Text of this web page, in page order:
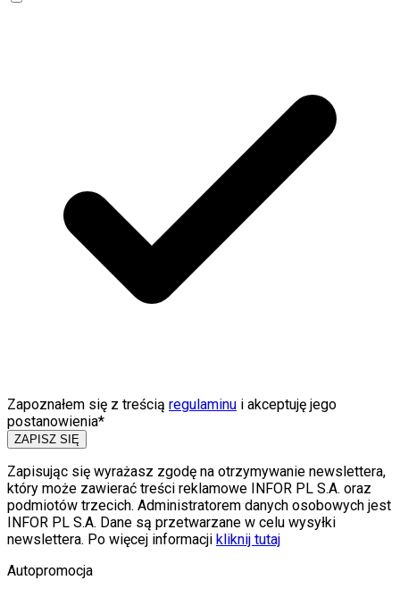
Zapoznałem się z treścią regulaminu i akceptuję jego
postanowienia*
ZAPISZ SIĘ
Zapisując się wyrażasz zgodę na otrzymywanie newslettera,
który może zawierać treści reklamowe INFOR PL S.A. oraz
podmiotów trzecich. Administratorem danych osobowych jest
INFOR PL S.A. Dane są przetwarzane w celu wysyłki
newslettera. Po więcej informacji kliknij tutaj
Autopromocja